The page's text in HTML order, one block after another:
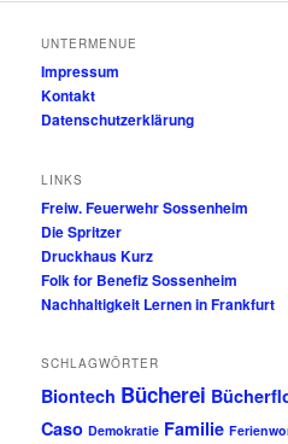
UNTERMENUE
Impressum
Kontakt
Datenschutzerklärung
LINKS
Freiw. Feuerwehr Sossenheim
Die Spritzer
Druckhaus Kurz
Folk for Benefiz Sossenheim
Nachhaltigkeit Lernen in Frankfurt
SCHLAGWÖRTER
Biontech Bücherei
Caso Demokratie Familie